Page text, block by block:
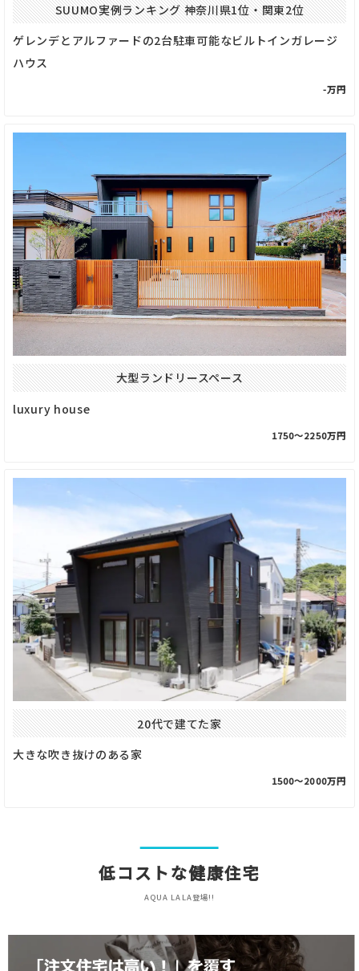
SUUMO実例ランキング 神奈川県1位・関東2位
ゲレンデとアルファードの2台駐車可能なビルトインガレージ
ハウス
-万円
大型ランドリースペース
luxury house
1750〜2250万円
20代で建てた家
大きな吹き抜けのある家
1500〜2000万円
低コストな健康住宅
AQUA LALA登場!!